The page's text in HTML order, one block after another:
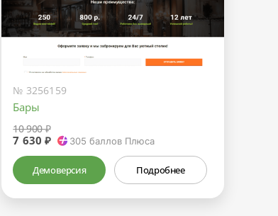
№ 3256159
Бары
10 900 ₽
7 630 ₽ 305 баллов Плюса
Демоверсия Подробнее